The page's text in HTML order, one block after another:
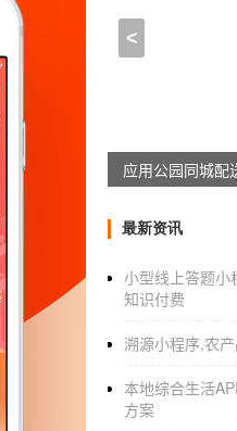
2021-07-28 11:15:00
伴随着移动互联
好产品文件图纸
产品构成：套餐
活动，通常都是
务，更何况？重
话，之前提前做
<
应用公园同城配
最新资讯
小型线上答题小
知识付费
溯源小程序,农
本地综合生活
方案